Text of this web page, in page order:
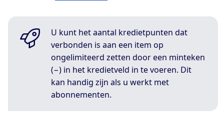
U kunt het aantal kredietpunten dat
verbonden is aan een item op
ongelimiteerd zetten door een minteken
(−) in het kredietveld in te voeren. Dit
kan handig zijn als u werkt met
abonnementen.